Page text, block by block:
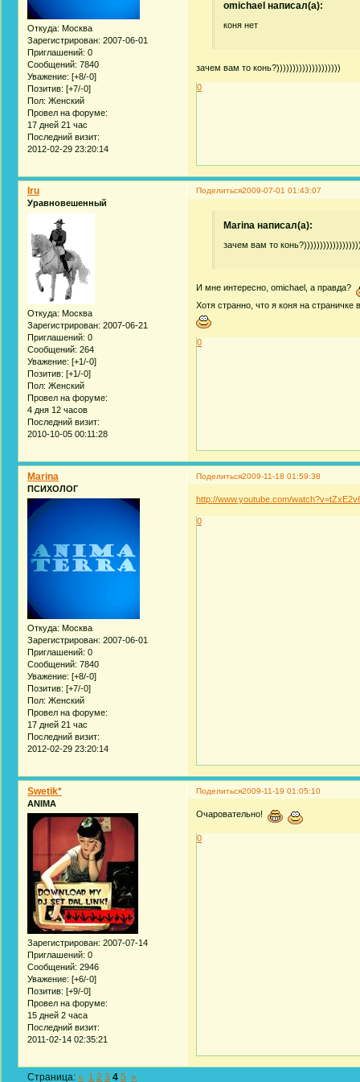
Откуда: Москва
Зарегистрирован: 2007-06-01
Приглашений: 0
Сообщений: 7840
Уважение: [+8/-0]
Позитив: [+7/-0]
Пол: Женский
Провел на форуме:
17 дней 21 час
Последний визит:
2012-02-29 23:20:14
omichael написал(а):
коня нет
зачем вам то конь?))))))))))))))))))))
0
Поделиться2009-07-01 01:43:07
Iru
Уравновешенный
Откуда: Москва
Зарегистрирован: 2007-06-21
Приглашений: 0
Сообщений: 264
Уважение: [+1/-0]
Позитив: [+1/-0]
Пол: Женский
Провел на форуме:
4 дня 12 часов
Последний визит:
2010-10-05 00:11:28
Marina написал(а):
зачем вам то
И мне интересно, omichael, а правда?
Хотя странно, что я коня на
0
Поделиться2009-11-18 01:59:38
Marina
ПСИХОЛОГ
Откуда: Москва
Зарегистрирован: 2007-06-01
Приглашений: 0
Сообщений: 7840
Уважение: [+8/-0]
Позитив: [+7/-0]
Пол: Женский
Провел на форуме:
17 дней 21 час
Последний визит:
2012-02-29 23:20:14
http://www.youtube.com/
0
Поделиться2009-11-19 01:05:10
Swetik*
ANIMA
Зарегистрирован: 2007-07-14
Приглашений: 0
Сообщений: 2946
Уважение: [+6/-0]
Позитив: [+9/-0]
Провел на форуме:
15 дней 2 часа
Последний визит:
2011-02-14 02:35:21
Очаровательно!
0
Страница:« 1 2 3 4 5 »